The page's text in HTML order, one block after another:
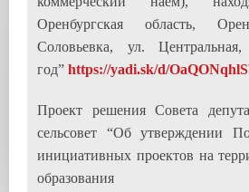
Оренбургская область,
Соловьевка, ул.
год” https://yadi.sk/d/
Проект решения Совета
сельсовет “Об утверждении
инициативных проектов на
образования